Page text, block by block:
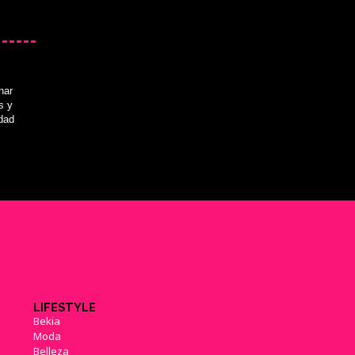
Desvelados los nuevos
'The Witcher 3' recibe una gran
actualización esta semana
(08/07/2015)
y
LIFESTYLE
Bekia
Moda
Belleza